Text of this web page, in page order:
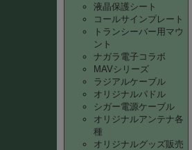
液晶保護シート
コールサインプレート
トランシーバー用マウ
ント
ナガラ電子コラボ
MAVシリーズ
ラジアルケーブル
オリジナルパドル
シガー電源ケーブル
オリジナルアンテナ各
種
オリジナルグッズ販売